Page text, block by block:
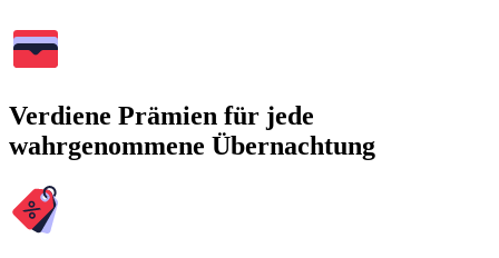
Verdiene Prämien für jede
wahrgenommene Übernachtung